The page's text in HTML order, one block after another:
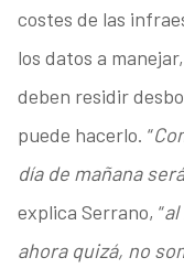
costes de las
los datos a
deben residir
puede hacerlo. “
día de mañana
explica Serrano, “al
ahora quizá, no